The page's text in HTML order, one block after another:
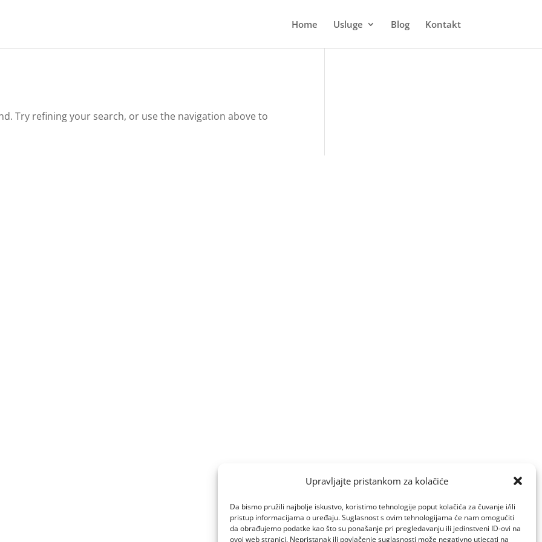
Upravljajte pristankom za kolačiće
Da bismo pružili najbolje iskustvo, koristimo tehnologije poput kolačića za čuvanje i/ili
pristup informacijama o uređaju. Suglasnost s ovim tehnologijama će nam omogućiti
da obrađujemo podatke kao što su ponašanje pri pregledavanju ili jedinstveni ID-ovi na
ovoj web stranici. Nepristanak ili povlačenje suglasnosti može negativno utjecati na
Home Usluge Blog Kontakt
Try refining your search, or use the navigation above to